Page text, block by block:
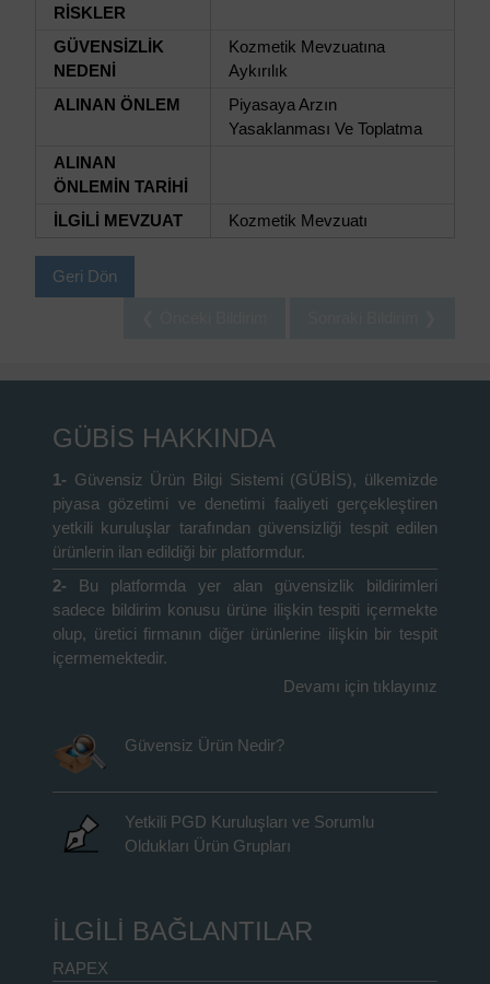
RİSKLER
GÜVENSİZLİK
NEDENİ
Kozmetik Mevzuatına
Aykırılık
ALINAN ÖNLEM
Piyasaya Arzın
Yasaklanması Ve Toplatma
ALINAN
ÖNLEMİN TARİHİ
İLGİLİ MEVZUAT
Kozmetik Mevzuatı
Geri Dön
GÜBİS HAKKINDA
1- Güvensiz Ürün Bilgi Sistemi (GÜBİS), ülkemizde
piyasa gözetimi ve denetimi faaliyeti gerçekleştiren
yetkili kuruluşlar tarafından güvensizliği tespit edilen
ürünlerin ilan edildiği bir platformdur.
2-
Bu platformda yer alan güvensizlik bildirimleri
sadece bildirim konusu ürüne ilişkin tespiti içermekte
olup, üretici firmanın diğer ürünlerine ilişkin bir tespit
içermemektedir.
Devamı için tıklayınız
Güvensiz Ürün Nedir?
Yetkili PGD Kuruluşları ve Sorumlu
Oldukları Ürün Grupları
İLGİLİ BAĞLANTILAR
RAPEX